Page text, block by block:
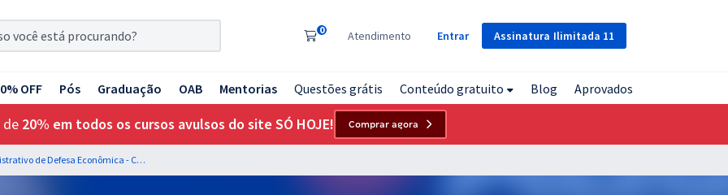
Assinatura Ilimitada 11
0 Atendimento Entrar
OFF Pós Graduação OAB Mentorias Questões grátis Conteúdo gratuito Blog Aprovados
de 20% em todos os cursos avulsos do site SÓ HOJE! Comprar agora
CADE - Conselho Administrativo de Defesa Econômica - Cargo 1: Analista Técnico Administrativo (Pré-edital)